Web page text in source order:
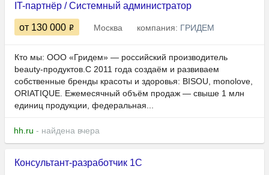
IT-партнёр / Системный администратор
от 130 000 Москва компания: ГРИДЕМ
Кто мы: ООО «Гридем» — российский производитель
beauty‑продуктов.С 2011 года создаём и развиваем
собственные бренды красоты и здоровья: BISOU, monolove,
ORIATIQUE. Ежемесячный объём продаж — свыше 1 млн
единиц продукции, федеральная...
hh.ru - найдена вчера
Консультант-разработчик 1С